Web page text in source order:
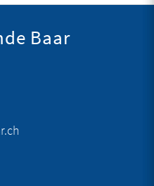
Baar